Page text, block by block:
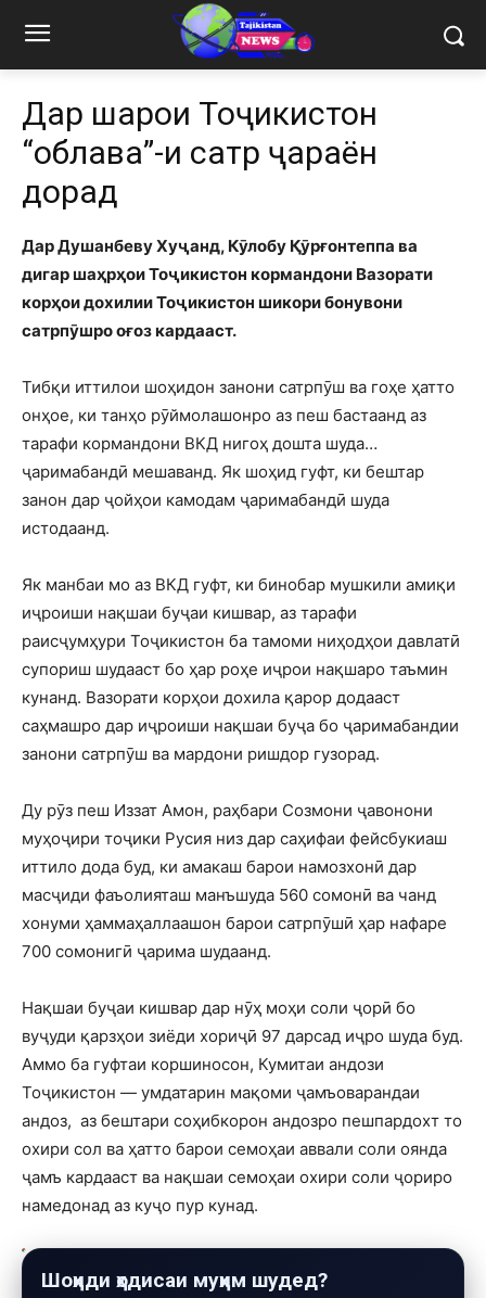
Дар шаҳрҳои Тоҷикистон
“облава”-и сатр ҷараён
дорад
Дар Душанбеву Хуҷанд, Кӯлобу Қӯрғонтеппа ва
дигар шаҳрҳои Тоҷикистон кормандони Вазорати
корҳои дохилии Тоҷикистон шикори бонувони
сатрпӯшро оғоз кардааст.
Тибқи иттилои шоҳидон занони сатрпӯш ва гоҳе ҳатто
онҳое, ки танҳо рӯймолашонро аз пеш бастаанд аз
тарафи кормандони ВКД нигоҳ дошта шуда…
ҷаримабандӣ мешаванд. Як шоҳид гуфт, ки бештар
занон дар ҷойҳои камодам ҷаримабандӣ шуда
истодаанд.
Як манбаи мо аз ВКД гуфт, ки бинобар мушкили амиқи
иҷроиши нақшаи буҷаи кишвар, аз тарафи
раисҷумҳури Тоҷикистон ба тамоми ниҳодҳои давлатӣ
супориш шудааст бо ҳар роҳе иҷрои нақшаро таъмин
кунанд. Вазорати корҳои дохила қарор додааст
саҳмашро дар иҷроиши нақшаи буҷа бо ҷаримабандии
занони сатрпӯш ва мардони ришдор гузорад.
Ду рӯз пеш Иззат Амон, раҳбари Созмони ҷавонони
муҳоҷири тоҷики Русия низ дар саҳифаи фейсбукиаш
иттило дода буд, ки амакаш барои намозхонӣ дар
масҷиди фаъолияташ манъшуда 560 сомонӣ ва чанд
хонуми ҳаммаҳаллаашон барои сатрпӯшӣ ҳар нафаре
700 сомонигӣ ҷарима шудаанд.
Нақшаи буҷаи кишвар дар нӯҳ моҳи соли ҷорӣ бо
вуҷуди қарзҳои зиёди хориҷӣ 97 дарсад иҷро шуда буд.
Аммо ба гуфтаи коршиносон, Кумитаи андози
Тоҷикистон — умдатарин мақоми ҷамъоварандаи
андоз, аз бештари соҳибкорон андозро пешпардохт то
охири сол ва ҳатто барои семоҳаи аввали соли оянда
ҷамъ кардааст ва нақшаи семоҳаи охири соли ҷориро
намедонад аз куҷо пур кунад.
Шоҳиди ҳодисаи муҳим шудед?